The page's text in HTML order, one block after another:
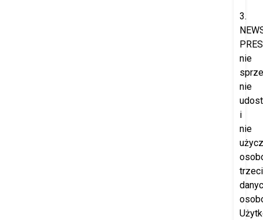
3.
nie
nie
i
nie